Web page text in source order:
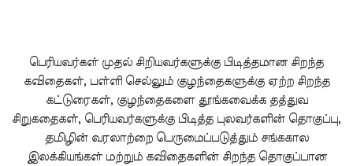
பெரியவர்கள் முதல் சிறியவர்களுக்கு பிடித்தமான சிறந்த
கவிதைகள், பள்ளி செல்லும் குழந்தைகளுக்கு ஏற்ற சிறந்த
கட்டுரைகள், குழந்தைகளை தூங்கவைக்க தத்துவ
சிறுகதைகள், பெரியவர்களுக்கு பிடித்த புலவர்களின் தொகுப்பு,
தமிழின் வரலாற்றை பெருமைப்படுத்தும் சங்ககால
இலக்கியங்கள் மற்றும் கவிதைகளின் சிறந்த தொகுப்பான